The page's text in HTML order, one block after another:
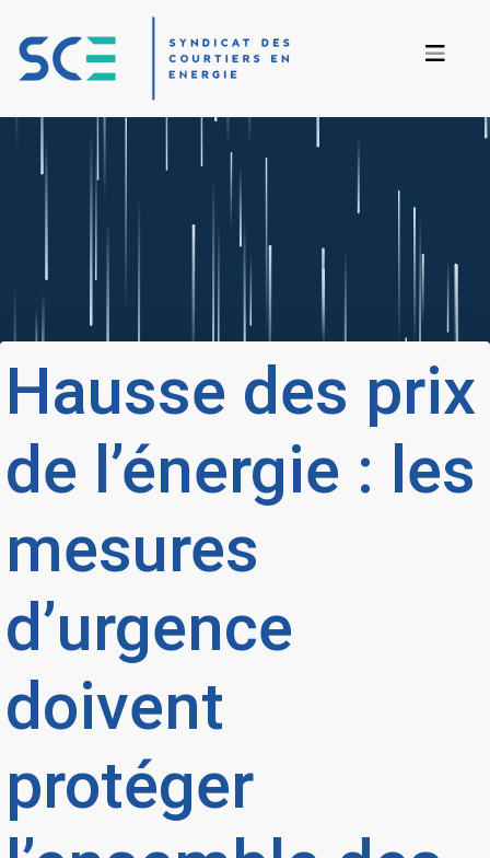
Hausse des prix
de l’énergie : les
mesures
d’urgence
doivent
protéger